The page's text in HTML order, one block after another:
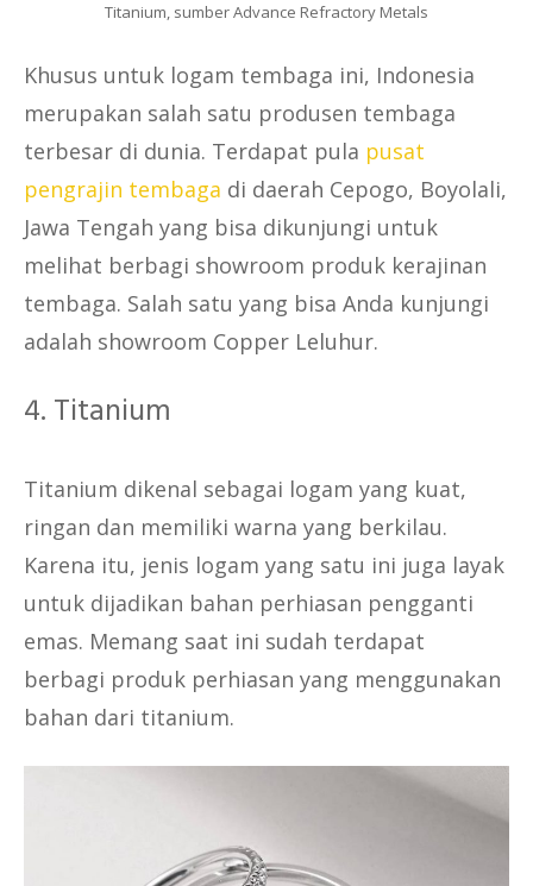
Titanium, sumber Advance Refractory Metals
Khusus untuk logam tembaga ini, Indonesia
merupakan salah satu produsen tembaga
terbesar di dunia. Terdapat pula pusat
pengrajin tembaga di daerah Cepogo, Boyolali,
Jawa Tengah yang bisa dikunjungi untuk
melihat berbagi showroom produk kerajinan
tembaga. Salah satu yang bisa Anda kunjungi
adalah showroom Copper Leluhur.
4. Titanium
Titanium dikenal sebagai logam yang kuat,
ringan dan memiliki warna yang berkilau.
Karena itu, jenis logam yang satu ini juga layak
untuk dijadikan bahan perhiasan pengganti
emas. Memang saat ini sudah terdapat
berbagi produk perhiasan yang menggunakan
bahan dari titanium.